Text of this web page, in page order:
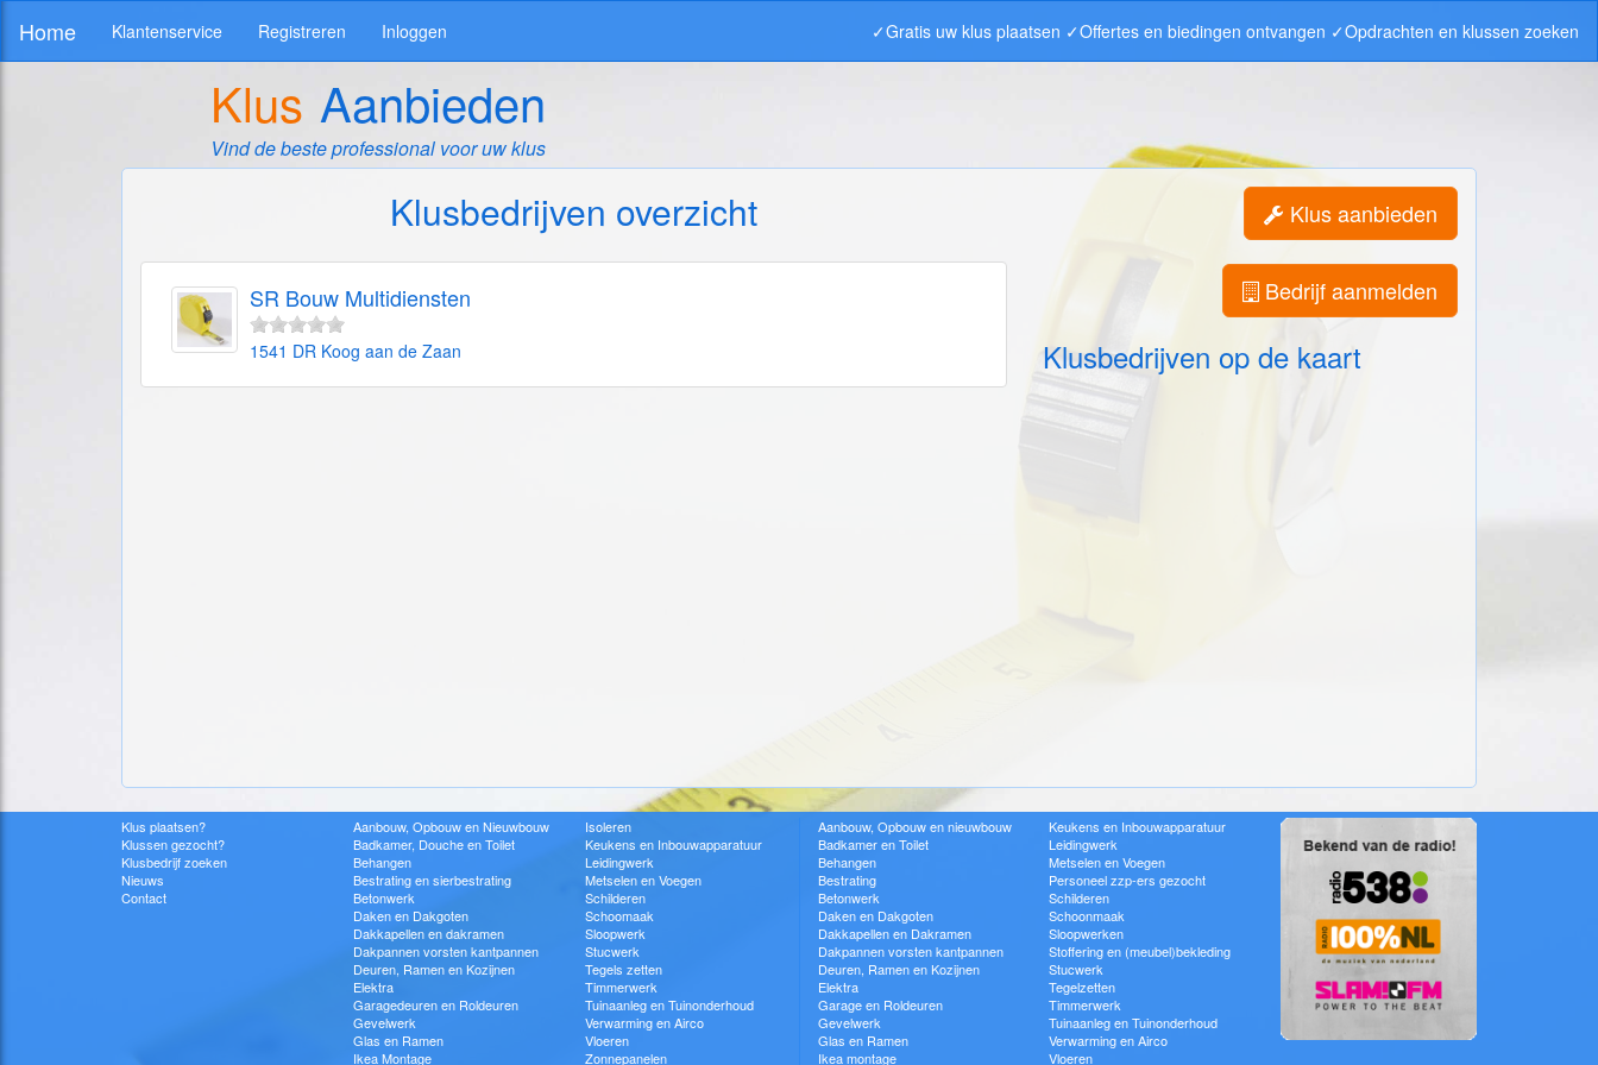
Home Klantenservice Registreren Inloggen ✓Gratis uw klus plaatsen ✓Offertes en biedingen ontvangen ✓Opdrachten en klussen zoeken
Klus Aanbieden
Vind de beste professional voor uw klus
Klusbedrijven overzicht
SR Bouw Multidiensten
1541 DR Koog aan de Zaan
Klus aanbieden
Bedrijf aanmelden
Klusbedrijven op de kaart
Klus plaatsen?
Klussen gezocht?
Klusbedrijf zoeken
Nieuws
Contact
Aanbouw, Opbouw en Nieuwbouw
Badkamer, Douche en Toilet
Behangen
Bestrating en sierbestrating
Betonwerk
Daken en Dakgoten
Dakkapellen en dakramen
Dakpannen vorsten kantpannen
Deuren, Ramen en Kozijnen
Elektra
Garagedeuren en Roldeuren
Gevelwerk
Glas en Ramen
Ikea Montage
Isoleren
Keukens en Inbouwapparatuur
Leidingwerk
Metselen en Voegen
Schilderen
Schoomaak
Sloopwerk
Stucwerk
Tegels zetten
Timmerwerk
Tuinaanleg en Tuinonderhoud
Verwarming en Airco
Vloeren
Zonnepanelen
Aanbouw, Opbouw en nieuwbouw
Badkamer en Toilet
Behangen
Bestrating
Betonwerk
Daken en Dakgoten
Dakkapellen en Dakramen
Dakpannen vorsten kantpannen
Deuren, Ramen en Kozijnen
Elektra
Garage en Roldeuren
Gevelwerk
Glas en Ramen
Ikea montage
Keukens en Inbouwapparatuur
Leidingwerk
Metselen en Voegen
Personeel zzp-ers gezocht
Schilderen
Schoonmaak
Sloopwerken
Stoffering en (meubel)bekleding
Stucwerk
Tegelzetten
Timmerwerk
Tuinaanleg en Tuinonderhoud
Verwarming en Airco
Vloeren